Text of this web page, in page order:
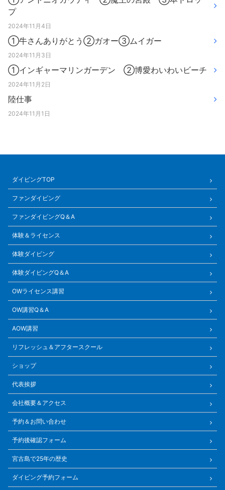
プ
2024年11月4日
①牛さんありがとう②ガオー③ムイガー
2024年11月3日
①インギャーマリンガーデン ②博愛わいわいビーチ
2024年11月2日
陸仕事
2024年11月1日
ダイビングTOP
ファンダイビング
ファンダイビングQ＆A
体験＆ライセンス
体験ダイビング
体験ダイビングQ＆A
OWライセンス講習
OW講習Q＆A
AOW講習
リフレッシュ＆アフタースクール
ショップ
代表挨拶
会社概要＆アクセス
予約＆お問い合わせ
予約後確認フォーム
宮古島で25年の歴史
ダイビング予約フォーム